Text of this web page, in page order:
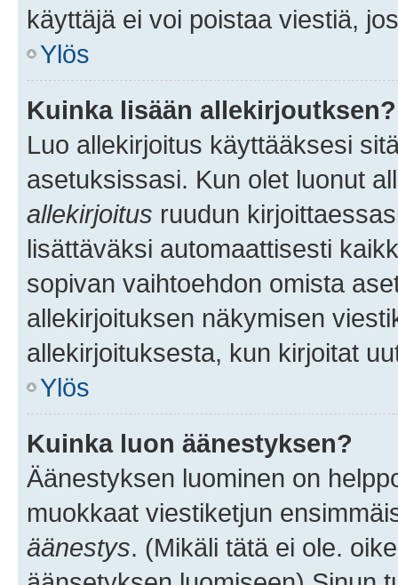
käyttäjä ei voi poistaa viestiä,
Ylös
Kuinka lisään allekirjoutksen?
Luo allekirjoitus käyttääksesi
asetuksissasi. Kun olet luonut
allekirjoitus ruudun
lisättäväksi automaattisesti
sopivan vaihtoehdon omista
allekirjoituksen näkymisen
allekirjoituksesta, kun kirjoitat
Ylös
Kuinka luon äänestyksen?
Äänestyksen luominen on
muokkaat viestiketjun
äänestys. (Mikäli tätä ei ole.